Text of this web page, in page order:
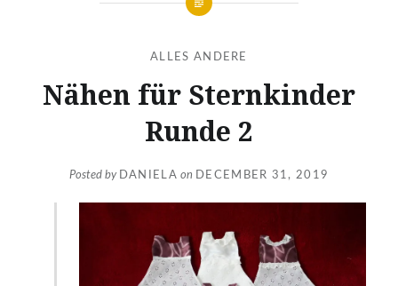
ALLES ANDERE
Nähen für Sternkinder
Runde 2
Posted by DANIELA on DECEMBER 31, 2019